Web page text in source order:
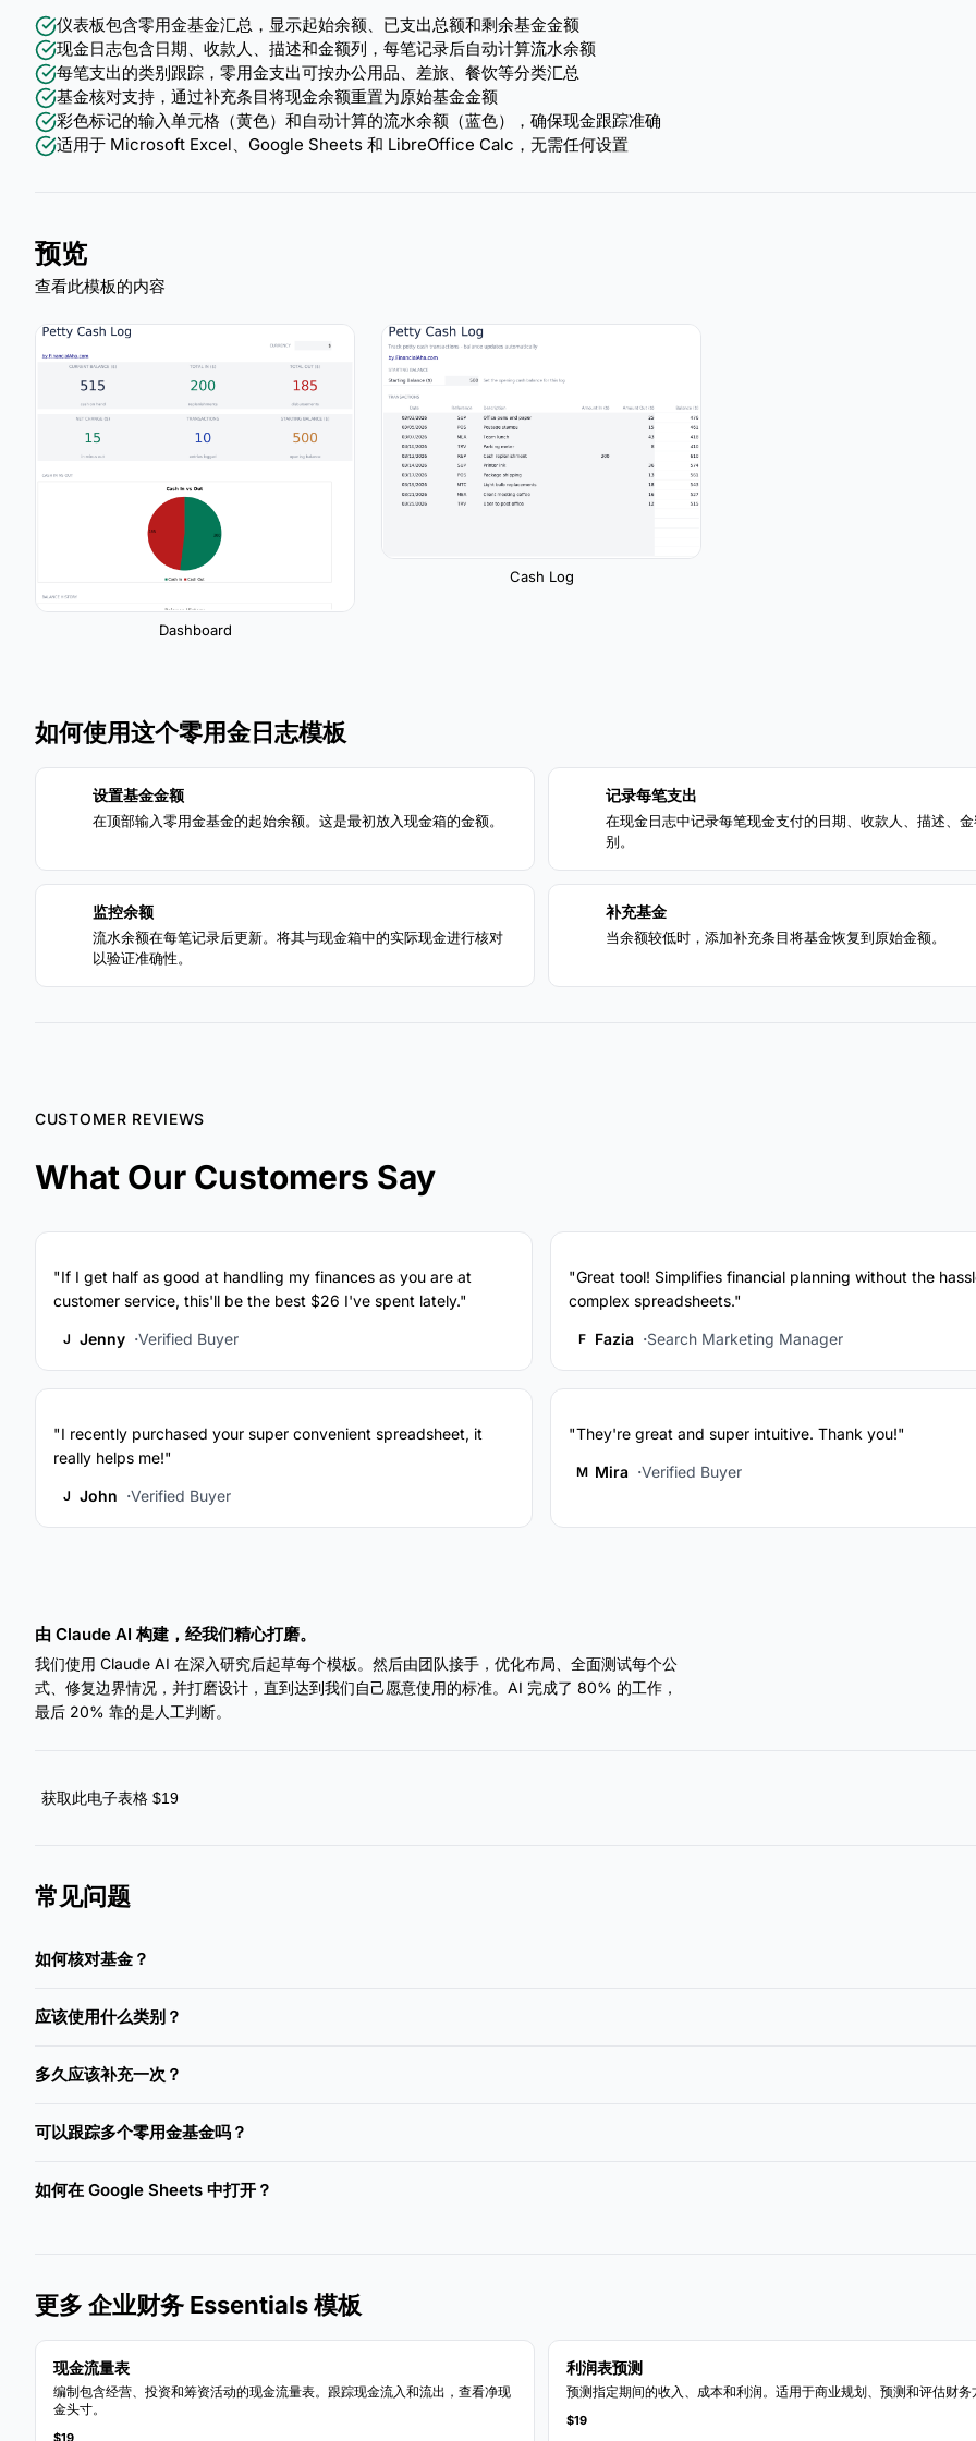
仪表板包含零用金基金汇总，显示起始余额、已支出总额和剩余基金金额
现金日志包含日期、收款人、描述和金额列，每笔记录后自动计算流水余额
每笔支出的类别跟踪，零用金支出可按办公用品、差旅、餐饮等分类汇总
基金核对支持，通过补充条目将现金余额重置为原始基金金额
彩色标记的输入单元格（黄色）和自动计算的流水余额（蓝色），确保现金跟踪准确
适用于 Microsoft Excel、Google Sheets 和 LibreOffice Calc，无需任何设置
预览
查看此模板的内容
Dashboard
Cash Log
如何使用这个零用金日志模板
设置基金金额
在顶部输入零用金基金的起始余额。这是最初放入现金箱的金额。
记录每笔支出
在现金日志中记录每笔现金支付的日期、收款人、描述、
别。
监控余额
流水余额在每笔记录后更新。将其与现金箱中的实际现金进行核对
以验证准确性。
补充基金
当余额较低时，添加补充条目将基金恢复到原始金额。
CUSTOMER REVIEWS
What Our Customers Say
"If I get half as good at handling my finances as you are at
customer service, this'll be the best $26 I've spent lately."
J Jenny Verified Buyer
"Great tool! Simplifies financial planning without the
complex spreadsheets."
F Fazia Search Marketing Manager
"I recently purchased your super convenient spreadsheet, it
really helps me!"
J John Verified Buyer
"They're great and super intuitive. Thank you!"
M Mira Verified Buyer
由 Claude AI 构建，经我们精心打磨。
我们使用 Claude AI 在深入研究后起草每个模板。然后由团队接手，优化布局、全面测试每个公
式、修复边界情况，并打磨设计，直到达到我们自己愿意使用的标准。AI 完成了 80% 的工作，
最后 20% 靠的是人工判断。
获取此电子表格 $19
常见问题
如何核对基金？
应该使用什么类别？
多久应该补充一次？
可以跟踪多个零用金基金吗？
如何在 Google Sheets 中打开？
更多 企业财务 Essentials 模板
现金流量表
编制包含经营、投资和筹资活动的现金流量表。跟踪现金流入和流出，查看净现
金头寸。
$19
利润表预测
预测指定期间的收入、成本和利润。适用于商业规划、预测和评估财务
$19